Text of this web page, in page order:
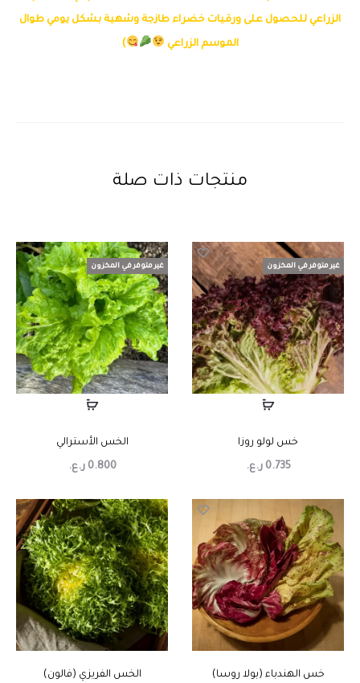
الزراعي للحصول على ورقيات خضراء طازجة وشهية بشكل يومي طوال
الموسم الزراعي )
منتجات ذات صلة
غير متوفر في المخزون
خس لولو روزا
0.735 ر.ع.
غير متوفر في المخزون
الخس الأسترالي
0.800 ر.ع.
خس الهندباء (بولا روسا) الخس الفريزي (فالون)